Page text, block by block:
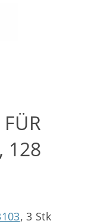
128
, 3 Stk